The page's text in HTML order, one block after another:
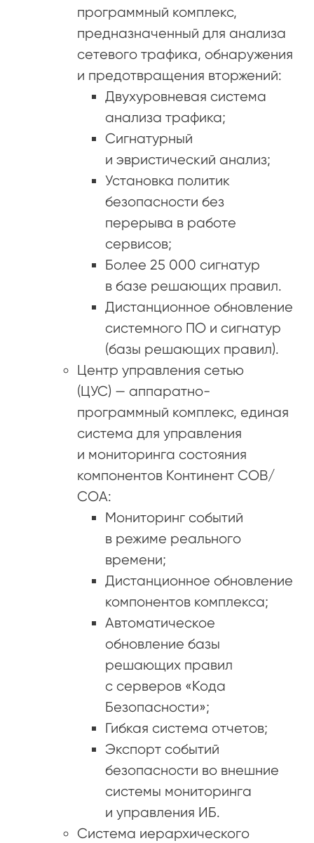
программный комплекс,
предназначенный для анализа
сетевого трафика, обнаружения
и предотвращения вторжений:
Двухуровневая система
анализа трафика;
Сигнатурный
и эвристический анализ;
Установка политик
безопасности без
перерыва в работе
сервисов;
Более 25 000 сигнатур
в базе решающих правил.
Дистанционное обновление
системного ПО и сигнатур
(базы решающих правил).
Центр управления сетью
(ЦУС) — аппаратно-
программный комплекс, единая
система для управления
и мониторинга состояния
компонентов Континент СОВ/
СОА:
Мониторинг событий
в режиме реального
времени;
Дистанционное обновление
компонентов комплекса;
Автоматическое
обновление базы
решающих правил
с серверов «Кода
Безопасности»;
Гибкая система отчетов;
Экспорт событий
безопасности во внешние
системы мониторинга
и управления ИБ.
Система иерархического